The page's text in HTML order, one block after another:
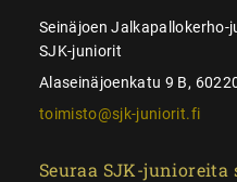
Seinäjoen Jalkapallokerho-
SJK-juniorit
Alaseinäjoenkatu 9 B,
toimisto@sjk-juniorit.fi
Seuraa SJK-junioreita